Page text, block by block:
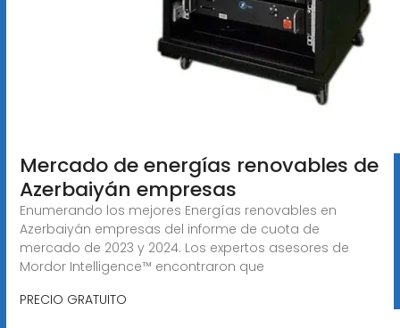
Mercado de energías renovables de
Azerbaiyán empresas
Enumerando los mejores Energías renovables en
Azerbaiyán empresas del informe de cuota de
mercado de 2023 y 2024. Los expertos asesores de
Mordor Intelligence™ encontraron que
PRECIO GRATUITO